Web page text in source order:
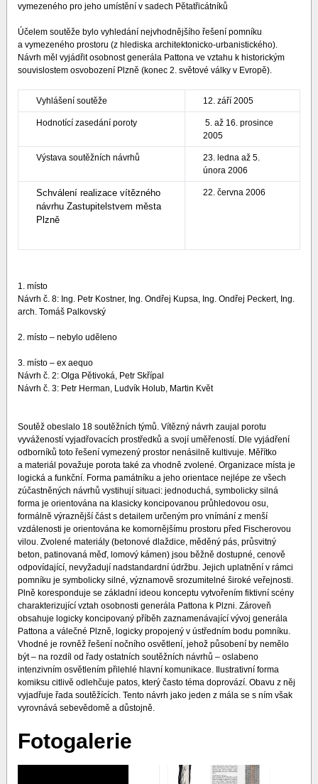
vymezeného pro jeho umístění v sadech Pětatřicátníků
Účelem soutěže bylo vyhledání nejvhodnějšího řešení pomníku
a vymezeného prostoru (z hlediska architektonicko-urbanistického).
Návrh měl vyjádřit osobnost generála Pattona ve vztahu k historickým
souvislostem osvobození Plzně (konec 2. světové války v Evropě).
Vyhlášení soutěže 12. září 2005
Hodnotící zasedání poroty
5. až 16. prosince
2005
Výstava soutěžních návrhů
23. ledna až 5.
února 2006
Schválení realizace vítězného
návrhu Zastupitelstvem města
Plzně
22. června 2006
1. místo
Návrh č. 8: Ing. Petr Kostner, Ing. Ondřej Kupsa, Ing. Ondřej Peckert, Ing.
arch. Tomáš Palkovský
2. místo – nebylo uděleno
3. místo – ex aequo
Návrh č. 2: Olga Pětivoká, Petr Skřípal
Návrh č. 3: Petr Herman, Ludvík Holub, Martin Květ
Soutěž obeslalo 18 soutěžních týmů. Vítězný návrh zaujal porotu
vyvážeností vyjadřovacích prostředků a svojí uměřeností. Dle vyjádření
odborníků toto řešení vymezený prostor nenásilně kultivuje. Měřítko
a materiál považuje porota také za vhodně zvolené. Organizace místa je
logická a funkční. Forma památníku a jeho orientace nejlépe ze všech
zúčastněných návrhů vystihují situaci: jednoduchá, symbolicky silná
forma je orientována na klasicky koncipovanou průhledovou osu,
formálně výraznější část s detailem určeným pro vnímání z menší
vzdálenosti je orientována ke komornějšímu prostoru před Fischerovou
vilou. Zvolené materiály (betonové dlaždice, měděný pás, průsvitný
beton, patinovaná měď, lomový kámen) jsou běžně dostupné, cenově
odpovídající, nevyžadují nadstandardní údržbu. Jejich uplatnění v rámci
pomníku je symbolicky silné, významově srozumitelné široké veřejnosti.
Plně koresponduje se základní ideou konceptu vytvořením fiktivní scény
charakterizující vztah osobnosti generála Pattona k Plzni. Zároveň
obsahuje logicky koncipovaný příběh zaznamenávající vývoj generála
Pattona a válečné Plzně, logicky propojený v ústředním bodu pomníku.
Vhodné je rovněž řešení nočního osvětlení, jehož působení by nemělo
být – na rozdíl od řady ostatních soutěžních návrhů – oslabeno
intenzivním osvětlením přilehlé hlavní komunikace. Ilustrativní forma
komiksu citlivě odlehčuje patos, který často téma doprovází. Obavu z něj
vyjadřuje řada soutěžících. Tento návrh jako jeden z mála se s ním však
vyrovnává sebevědomě a důstojně.
Fotogalerie